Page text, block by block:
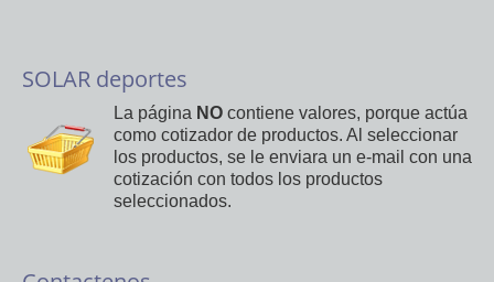
los productos, se le enviara un e-mail con una
cotización con todos los productos
seleccionados.
Contactenos